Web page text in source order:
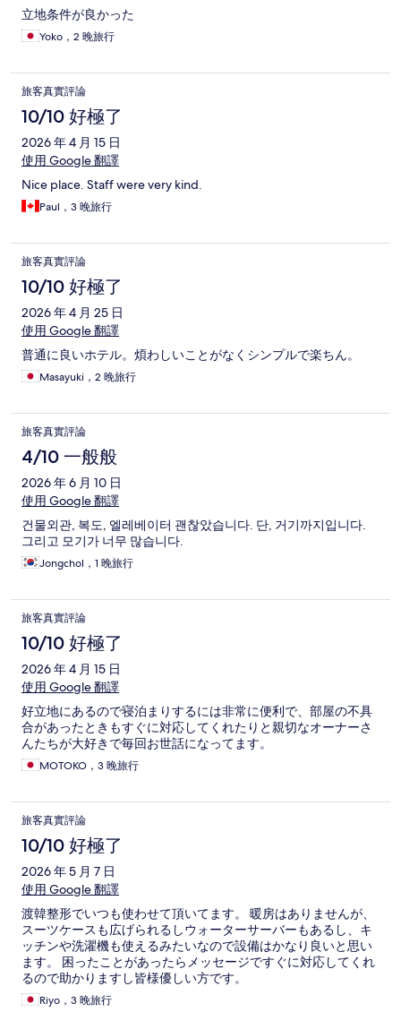
立地条件が良かった
Yoko，2 晚旅行
旅客真實評論
10/10 好極了
2026 年 4 月 15 日
使用 Google 翻譯
Nice place. Staff were very kind.
Paul，3 晚旅行
旅客真實評論
10/10 好極了
2026 年 4 月 25 日
使用 Google 翻譯
普通に良いホテル。煩わしいことがなくシンプルで楽ちん。
Masayuki，2 晚旅行
旅客真實評論
4/10 一般般
2026 年 6 月 10 日
使用 Google 翻譯
건물외관, 복도, 엘레베이터 괜찮았습니다. 단, 거기까지입니다.
그리고 모기가 너무 많습니다.
Jongchol，1 晚旅行
旅客真實評論
10/10 好極了
2026 年 4 月 15 日
使用 Google 翻譯
好立地にあるので寝泊まりするには非常に便利で、部屋の不具
合があったときもすぐに対応してくれたりと親切なオーナーさ
んたちが大好きで毎回お世話になってます。
MOTOKO，3 晚旅行
旅客真實評論
10/10 好極了
2026 年 5 月 7 日
使用 Google 翻譯
渡韓整形でいつも使わせて頂いてます。 暖房はありませんが、
スーツケースも広げられるしウォーターサーバーもあるし、キ
ッチンや洗濯機も使えるみたいなので設備はかなり良いと思い
ます。 困ったことがあったらメッセージですぐに対応してくれ
るので助かりますし皆様優しい方です。
Riyo，3 晚旅行